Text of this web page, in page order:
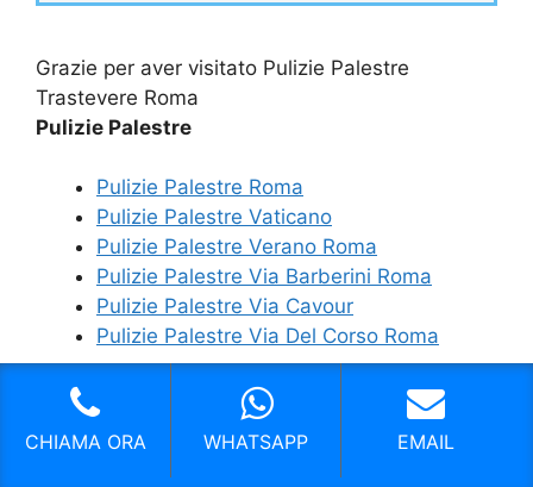
Grazie per aver visitato Pulizie Palestre
Trastevere Roma
Pulizie Palestre
Pulizie Palestre Roma
Pulizie Palestre Vaticano
Pulizie Palestre Verano Roma
Pulizie Palestre Via Barberini Roma
Pulizie Palestre Via Cavour
Pulizie Palestre Via Del Corso Roma
Link Utili
CHIAMA ORA WHATSAPP EMAIL